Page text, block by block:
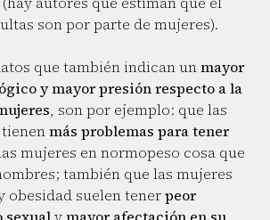
son por parte de mujeres).
que también indican unmayor
y mayor presión respecto a la
, son por ejemplo: que las
tienenmás problemas para tener
mujeres en normopeso cosa que
también que las mujeres
obesidad suelen tenerpeor